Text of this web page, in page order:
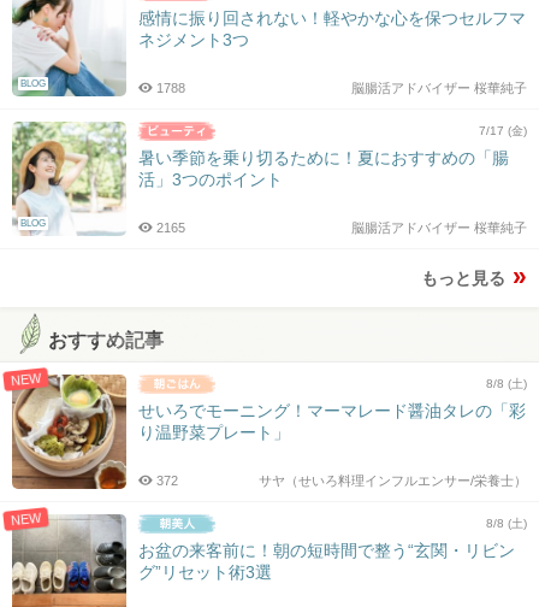
BLOG
感情に振り回されない！軽やかな心を保つセルフマ
ネジメント3つ
脳腸活アドバイザー 桜華純子
1788
BLOG
7/17 (金)
暑い季節を乗り切るために！夏におすすめの「腸
活」3つのポイント
脳腸活アドバイザー 桜華純子
2165
もっと見る
おすすめ記事
NEW 8/8 (土)
せいろでモーニング！マーマレード醤油タレの「彩
り温野菜プレート」
サヤ（せいろ料理インフルエンサー/栄養士）
372
NEW 8/8 (土)
お盆の来客前に！朝の短時間で整う“玄関・リビン
グ”リセット術3選